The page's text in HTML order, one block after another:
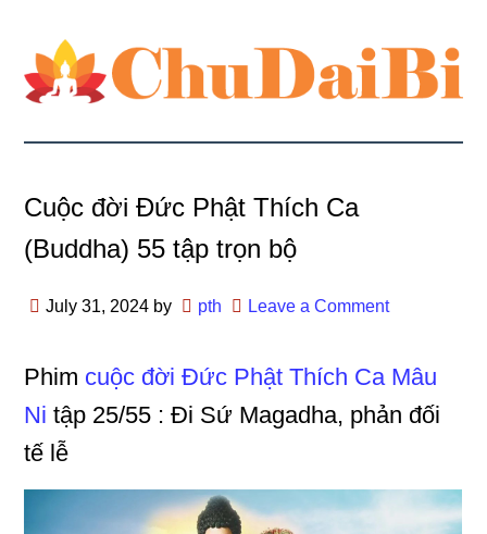
Cuộc đời Đức Phật Thích Ca
(Buddha) 55 tập trọn bộ
July 31, 2024 by pth Leave a Comment
Phim cuộc đời Đức Phật Thích Ca Mâu
Ni tập 25/55 : Đi Sứ Magadha, phản đối
tế lễ